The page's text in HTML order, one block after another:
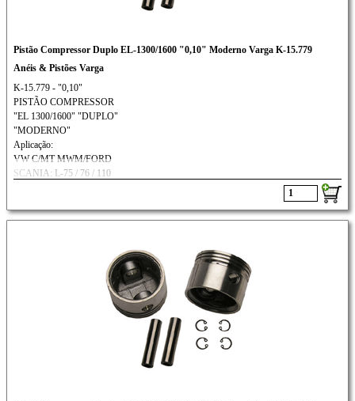
Pistão Compressor Duplo EL-1300/1600 "0,10" Moderno Varga K-15.779
Anéis & Pistões Varga
K-15.779 - "0,10"
PISTÃO COMPRESSOR
"EL 1300/1600" "DUPLO"
"MODERNO"
Aplicação:
VW C/MT MWM/FORD
SCANIA: L-75 / 76 / 110